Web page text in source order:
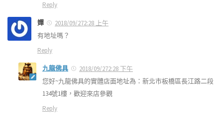
Reply
嬋
2018/09/272:28 上午
有地址嗎？
Reply
九龍佛具
2018/09/272:28 下午
您好~九龍佛具的實體店面地址為：新北市板橋區長江路二段
134號1樓，歡迎來店參觀
Reply